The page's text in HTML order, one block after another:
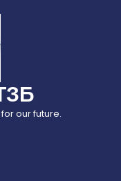
our future.